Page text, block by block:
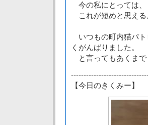
今の私にとっては、
これが短めと思える
いつもの町内猫パト
くがんばりました。
と言ってもあくまで
【今日のきくみー】